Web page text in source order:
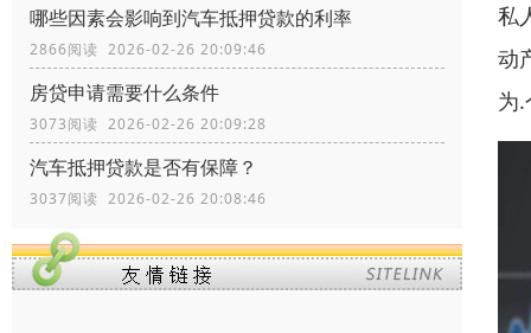
哪些因素会影响到汽车抵押贷款的利率
2866阅读 2026-02-26 20:09:46
房贷申请需要什么条件
3073阅读 2026-02-26 20:09:28
汽车抵押贷款是否有保障？
3037阅读 2026-02-26 20:08:46
私
动
为